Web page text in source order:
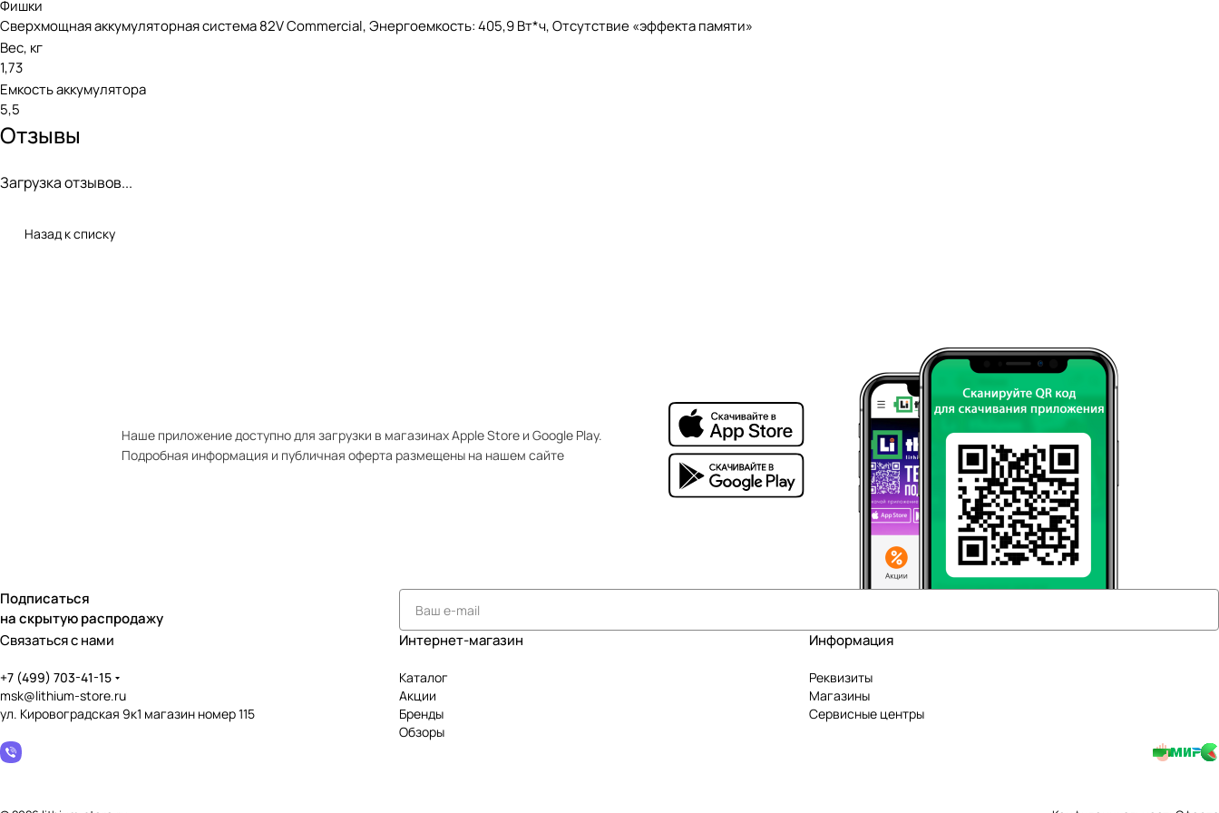
зарядка аккумуляторной батареи при отрицательной температуре в диапазоне от -4 °C до +40 °C.
Обратите внимание, что производитель оставляет за собой право на внесение изменений, обусловленных техническим
Аккумуляторная линейка Greenworks 82V Commercial
Аккумулятор 82V совместим с устройствами линейки Greenworks 82V Commercial. Это высококлассная техника, которая отлично подойдет как для
Фишки
Сверхмощная аккумуляторная система 82V Commercial, Энергоемкость: 405,9 Вт*ч, Отсутствие «эффекта памяти»
Вес, кг
1,73
Емкость аккумулятора
5,5
Отзывы
Загрузка отзывов...
Назад к списку
Наше приложение доступно для загрузки в магазинах Apple Store и Google Play.
Подробная информация и публичная оферта размещены на нашем сайте
Подписаться
на скрытую распродажу
Связаться с нами
+7 (499) 703-41-15
msk@lithium-store.ru
ул. Кировоградская 9к1 магазин номер 115
Интернет-магазин
Каталог
Акции
Бренды
Обзоры
Информация
Реквизиты
Магазины
Сервисные центры